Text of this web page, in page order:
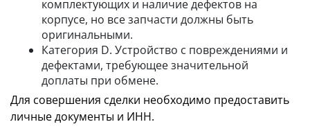
комплектующих и наличие дефектов на
корпусе, но все запчасти должны быть
оригинальными.
Категория D. Устройство с повреждениями и
дефектами, требующее значительной
доплаты при обмене.
Для совершения сделки необходимо предоставить
личные документы и ИНН.